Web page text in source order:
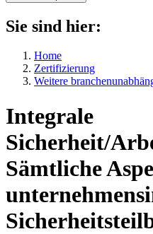
Sie sind hier:
Home
Zertifizierung
Weitere
Integrale
Sicherheit/
Sämtliche